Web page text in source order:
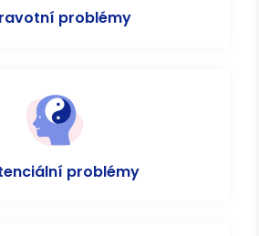
problémy
problémy